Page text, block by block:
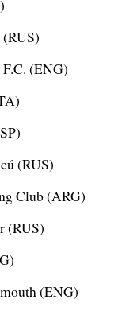
(ENG)
(RUS)
Club (ARG)
(RUS)
(ENG)